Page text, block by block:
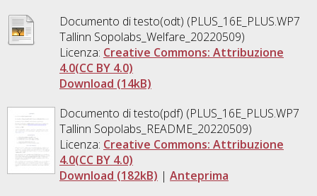
Documento di testo(odt) (PLUS_16E_PLUS.WP7
Tallinn Sopolabs_Welfare_20220509)
Licenza: Creative Commons: Attribuzione
4.0(CC BY 4.0)
Download (14kB)
Documento di testo(pdf) (PLUS_16E_PLUS.WP7
Tallinn Sopolabs_README_20220509)
Licenza: Creative Commons: Attribuzione
4.0(CC BY 4.0)
Download (182kB) | Anteprima